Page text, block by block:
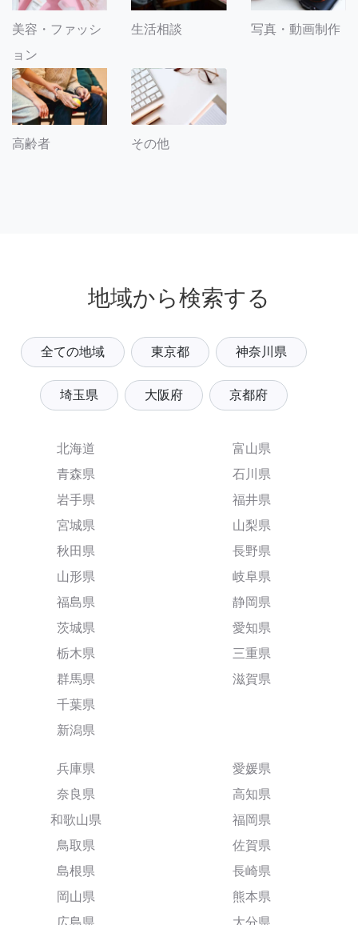
美容・ファッシ
ョン
生活相談 写真・動画制作
高齢者 その他
地域から検索する
全ての地域 東京都 神奈川県
埼玉県 大阪府 京都府
北海道
青森県
岩手県
宮城県
秋田県
山形県
福島県
茨城県
栃木県
群馬県
千葉県
新潟県
富山県
石川県
福井県
山梨県
長野県
岐阜県
静岡県
愛知県
三重県
滋賀県
兵庫県
奈良県
和歌山県
鳥取県
島根県
岡山県
愛媛県
高知県
福岡県
佐賀県
長崎県
熊本県